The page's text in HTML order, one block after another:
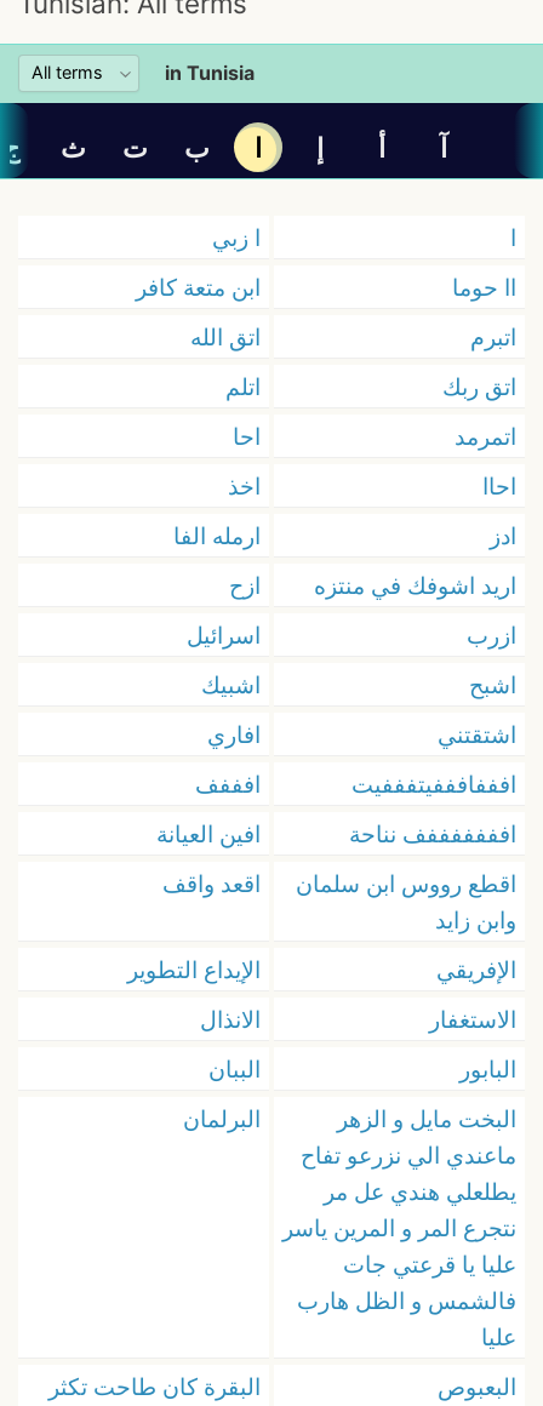
in Tunisia
آ أ إ ا ب ت ث ج
ا
ا زبي
اا حوما
ابن متعة كافر
اتبرم
اتق الله
اتق ربك
اتلم
اتمرمد
احا
احاا
اخذ
ادز
ارمله الفا
اريد اشوفك في منتزه
ازح
ازرب
اسرائيل
اشبح
اشبيك
اشتقتني
افاري
افففافففيتفففيت
افففف
افففففففف نناحة
افين العيانة
اقطع رووس ابن سلمان
وابن زايد
اقعد واقف
الإفريقي
الإيداع التطوير
الاستغفار
الانذال
البابور
الببان
البخت مايل و الزهر
ماعندي الي نزرعو تفاح
يطلعلي هندي عل مر
نتجرع المر و المرين ياسر
عليا يا قرعتي جات
فالشمس و الظل هارب
عليا
البرلمان
البعبوص
البقرة كان طاحت تكثر